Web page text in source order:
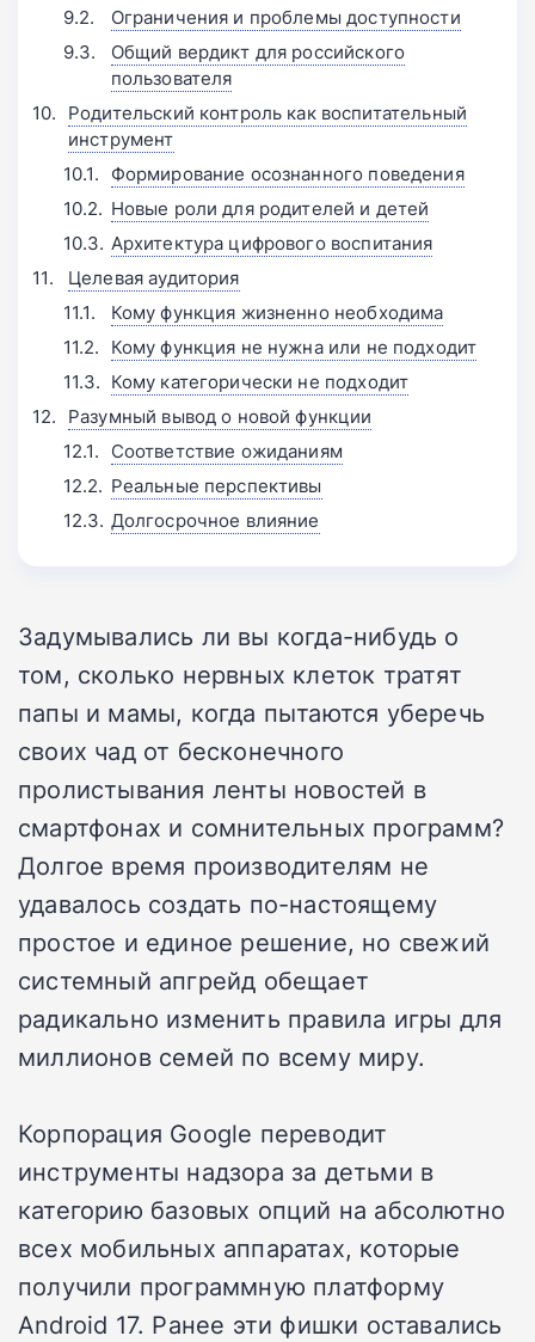
Ограничения и проблемы доступности
Общий вердикт для российского
пользователя
Родительский контроль как воспитательный
инструмент
Формирование осознанного поведения
Новые роли для родителей и детей
Архитектура цифрового воспитания
Целевая аудитория
Кому функция жизненно необходима
Кому функция не нужна или не подходит
Кому категорически не подходит
Разумный вывод о новой функции
Соответствие ожиданиям
Реальные перспективы
Долгосрочное влияние
Задумывались ли вы когда-нибудь о
том, сколько нервных клеток тратят
папы и мамы, когда пытаются уберечь
своих чад от бесконечного
пролистывания ленты новостей в
смартфонах и сомнительных программ?
Долгое время производителям не
удавалось создать по-настоящему
простое и единое решение, но свежий
системный апгрейд обещает
радикально изменить правила игры для
миллионов семей по всему миру.
Корпорация Google переводит
инструменты надзора за детьми в
категорию базовых опций на абсолютно
всех мобильных аппаратах, которые
получили программную платформу
Android 17. Ранее эти фишки оставались